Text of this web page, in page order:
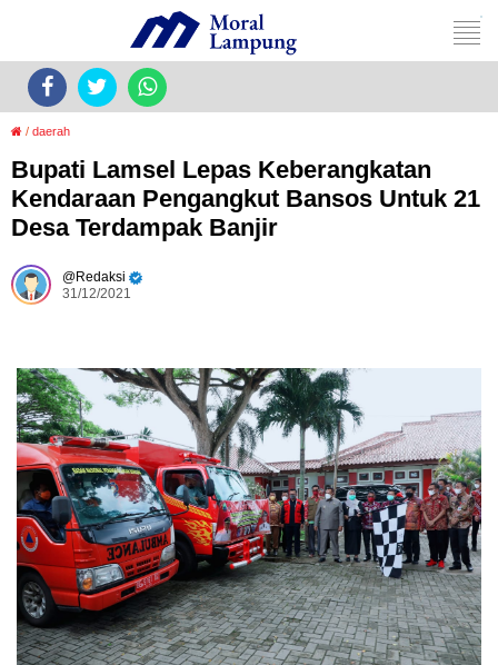
/ daerah
Bupati Lamsel Lepas Keberangkatan
Kendaraan Pengangkut Bansos Untuk 21
Desa Terdampak Banjir
Redaksi
31/12/2021